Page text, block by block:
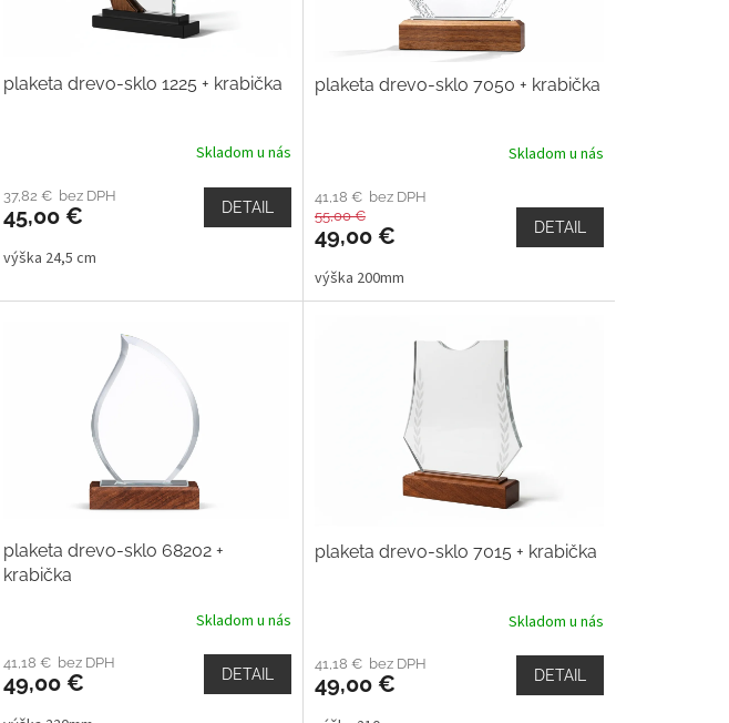
plaketa drevo-sklo 1225 + krabička
Skladom u nás
37,82 € bez DPH
45,00 € DETAIL
výška 24,5 cm
plaketa drevo-sklo 7050 + krabička
Skladom u nás
41,18 € bez DPH
55,00 €
49,00 € DETAIL
výška 200mm
plaketa drevo-sklo 68202 +
krabička
Skladom u nás
41,18 € bez DPH
49,00 € DETAIL
plaketa drevo-sklo 7015 + krabička
Skladom u nás
41,18 € bez DPH
49,00 € DETAIL